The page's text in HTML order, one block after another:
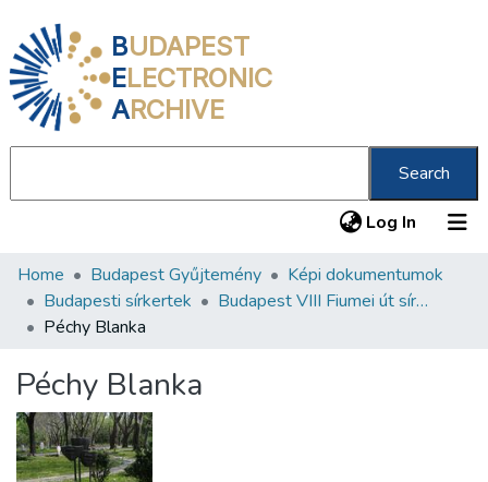
BUDAPEST
ELECTRONIC
ARCHIVE
Search
Log In (current)
Communities & Collections
All of DSpace
About us
Home Budapest Gyűjtemény
Képi dokumentumok
Budapesti sírkertek
Budapest VIII Fiumei út sírkert 2. rész
Péchy Blanka
Péchy Blanka